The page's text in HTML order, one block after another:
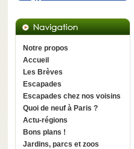
Notre propos
Accueil
Les Brèves
Escapades
Escapades chez nos voisins
Quoi de neuf à Paris ?
Actu-régions
Bons plans !
Jardins, parcs et zoos